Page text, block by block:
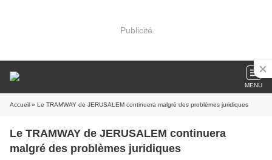
Publicité
MENU
Accueil » Le TRAMWAY de JERUSALEM continuera malgré des problèmes juridiques
Le TRAMWAY de JERUSALEM continuera
malgré des problèmes juridiques